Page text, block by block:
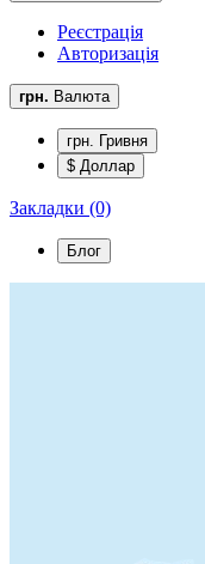
Реєстрація
Авторизація
грн. Валюта
грн. Гривня
$ Доллар
Закладки (0)
Блог